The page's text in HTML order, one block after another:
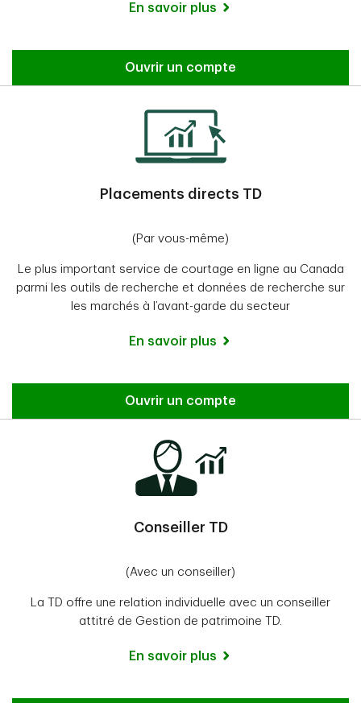
En savoir plus
Ouvrir un compte
Placements directs TD
(Par vous-même)
Le plus important service de courtage en ligne au Canada
parmi les outils de recherche et données de recherche sur
les marchés à l’avant-garde du secteur
En savoir plus
Ouvrir un compte
Conseiller TD
(Avec un conseiller)
La TD offre une relation individuelle avec un conseiller
attitré de Gestion de patrimoine TD.
En savoir plus